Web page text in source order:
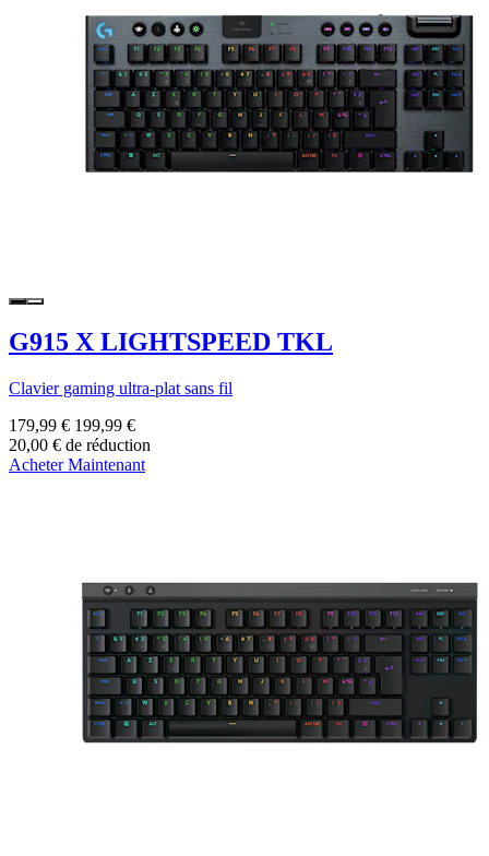
G915 X LIGHTSPEED TKL
Clavier gaming ultra-plat sans fil
179,99 € 199,99 €
20,00 € de réduction
Acheter Maintenant